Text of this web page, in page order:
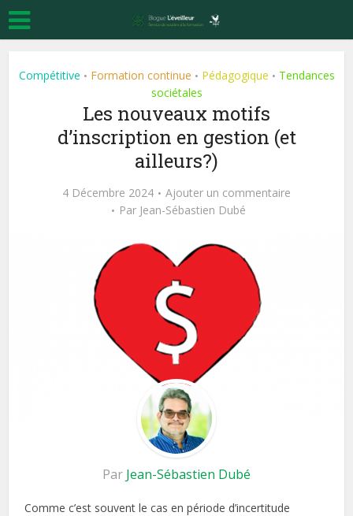
Compétitive • Formation continue • Pédagogique • Tendances
sociétales
Les nouveaux motifs
d’inscription en gestion (et
ailleurs?)
4 Décembre 2024
Ajouter un commentaire
Par Jean-Sébastien Dubé
Par Jean-Sébastien Dubé
Comme c’est souvent le cas en période d’incertitude